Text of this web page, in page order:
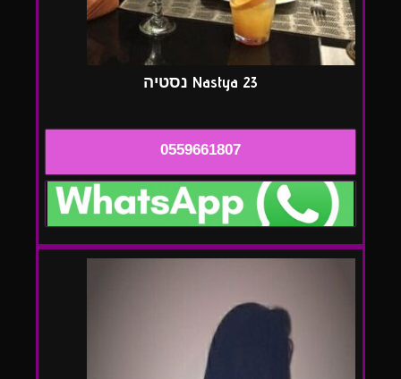
Nastya 23 נסטיה
0559661807